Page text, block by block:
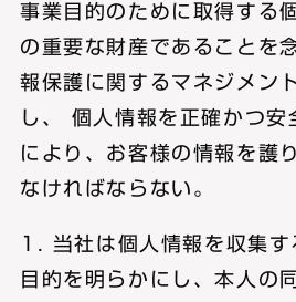
事業目的のために取得する
の重要な財産であることを
報保護に関するマネジメン
し、 個人情報を正確かつ安
により、お客様の情報を護
なければならない。
1. 当社は個人情報を収集す
目的を明らかにし、本人の